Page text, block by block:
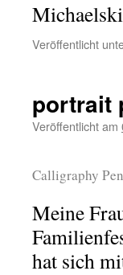
Veröffentlicht
portrait
Veröffentlicht am
Calligraphy
Meine
hat sich